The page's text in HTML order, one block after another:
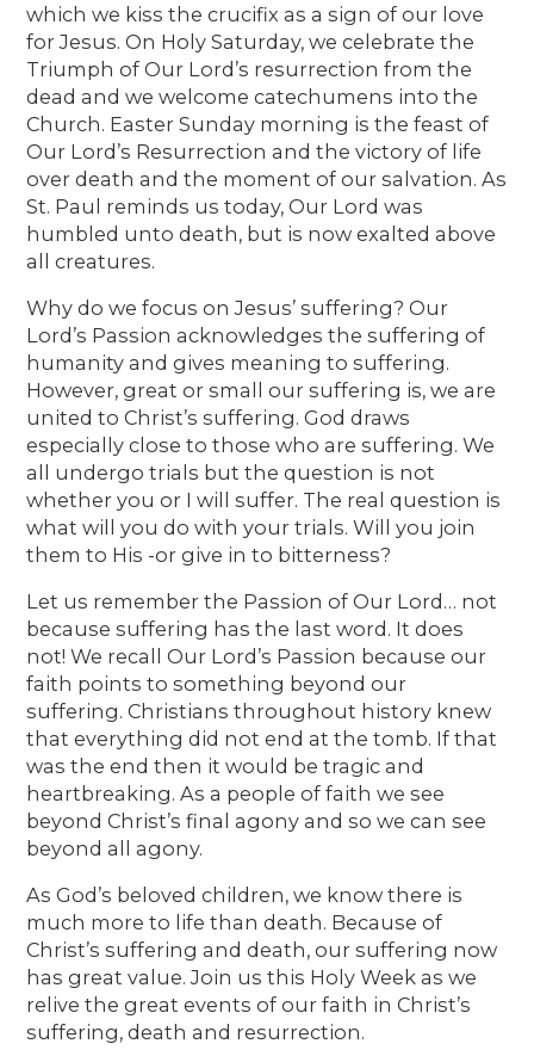
which we kiss the crucifix as a sign of our love
for Jesus. On Holy Saturday, we celebrate the
Triumph of Our Lord’s resurrection from the
dead and we welcome catechumens into the
Church. Easter Sunday morning is the feast of
Our Lord’s Resurrection and the victory of life
over death and the moment of our salvation. As
St. Paul reminds us today, Our Lord was
humbled unto death, but is now exalted above
all creatures.
Why do we focus on Jesus’ suffering? Our
Lord’s Passion acknowledges the suffering of
humanity and gives meaning to suffering.
However, great or small our suffering is, we are
united to Christ’s suffering. God draws
especially close to those who are suffering. We
all undergo trials but the question is not
whether you or I will suffer. The real question is
what will you do with your trials. Will you join
them to His -or give in to bitterness?
Let us remember the Passion of Our Lord… not
because suffering has the last word. It does
not! We recall Our Lord’s Passion because our
faith points to something beyond our
suffering. Christians throughout history knew
that everything did not end at the tomb. If that
was the end then it would be tragic and
heartbreaking. As a people of faith we see
beyond Christ’s final agony and so we can see
beyond all agony.
As God’s beloved children, we know there is
much more to life than death. Because of
Christ’s suffering and death, our suffering now
has great value. Join us this Holy Week as we
relive the great events of our faith in Christ’s
suffering, death and resurrection.